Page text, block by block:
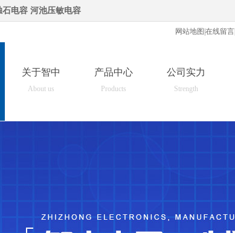
石电容 河池压敏电容
网站地图 在线留言
关于智中
About us
产品中心
Products
公司实力
Strength